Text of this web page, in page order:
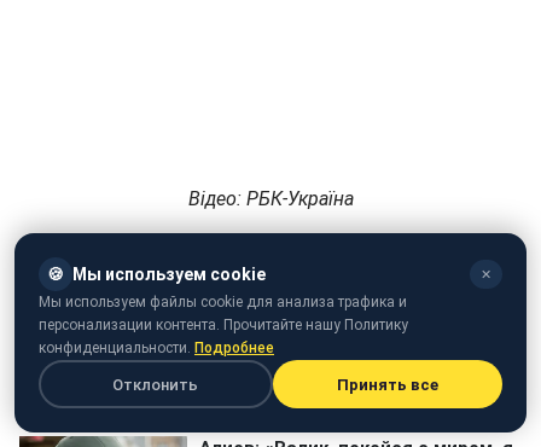
Відео: РБК-Україна
🍪 Мы используем cookie ✕
Мы используем файлы cookie для анализа трафика и
персонализации контента. Прочитайте нашу Политику
конфиденциальности. Подробнее
Отклонить Принять все